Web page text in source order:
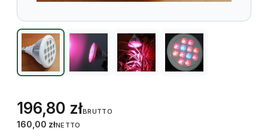
196,80 złBRUTTO
160,00 złNETTO